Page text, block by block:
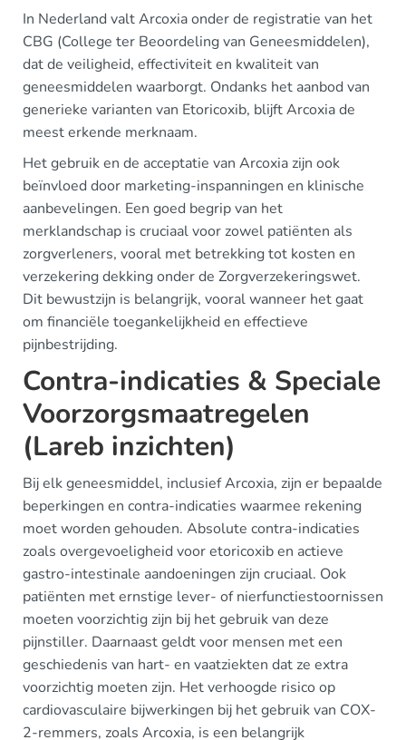
In Nederland valt Arcoxia onder de registratie van het
CBG (College ter Beoordeling van Geneesmiddelen),
dat de veiligheid, effectiviteit en kwaliteit van
geneesmiddelen waarborgt. Ondanks het aanbod van
generieke varianten van Etoricoxib, blijft Arcoxia de
meest erkende merknaam.
Het gebruik en de acceptatie van Arcoxia zijn ook
beïnvloed door marketing-inspanningen en klinische
aanbevelingen. Een goed begrip van het
merklandschap is cruciaal voor zowel patiënten als
zorgverleners, vooral met betrekking tot kosten en
verzekering dekking onder de Zorgverzekeringswet.
Dit bewustzijn is belangrijk, vooral wanneer het gaat
om financiële toegankelijkheid en effectieve
pijnbestrijding.
Contra-indicaties & Speciale
Voorzorgsmaatregelen
(Lareb inzichten)
Bij elk geneesmiddel, inclusief Arcoxia, zijn er bepaalde
beperkingen en contra-indicaties waarmee rekening
moet worden gehouden. Absolute contra-indicaties
zoals overgevoeligheid voor etoricoxib en actieve
gastro-intestinale aandoeningen zijn cruciaal. Ook
patiënten met ernstige lever- of nierfunctiestoornissen
moeten voorzichtig zijn bij het gebruik van deze
pijnstiller. Daarnaast geldt voor mensen met een
geschiedenis van hart- en vaatziekten dat ze extra
voorzichtig moeten zijn. Het verhoogde risico op
cardiovasculaire bijwerkingen bij het gebruik van COX-
2-remmers, zoals Arcoxia, is een belangrijk